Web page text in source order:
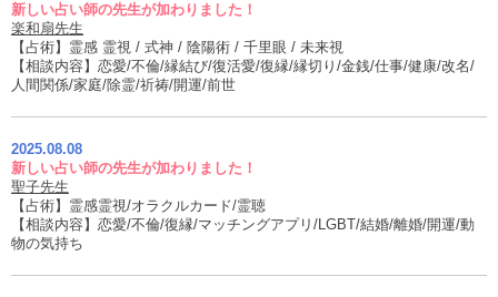
新しい占い師の先生が加わりました！
楽和扇先生
【占術】霊感 霊視 / 式神 / 陰陽術 / 千里眼 / 未来視
【相談内容】恋愛/不倫/縁結び/復活愛/復縁/縁切り/金銭/仕事/健康/改名/
人間関係/家庭/除霊/祈祷/開運/前世
2025.08.08
新しい占い師の先生が加わりました！
聖子先生
【占術】霊感霊視/オラクルカード/霊聴
【相談内容】恋愛/不倫/復縁/マッチングアプリ/LGBT/結婚/離婚/開運/動
物の気持ち